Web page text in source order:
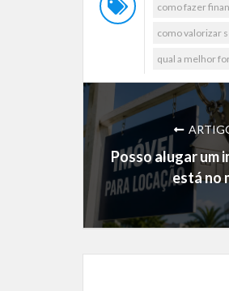
como fazer
como valorizar
qual a melhor
Posso alugar um
está no